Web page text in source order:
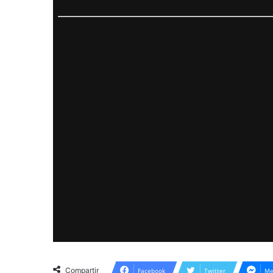
Compartir Facebook Twitter